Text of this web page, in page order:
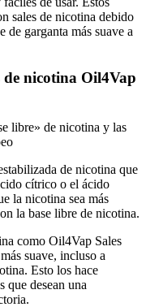
sales de nicotina debido
de garganta más suave a
de nicotina Oil4Vap
libre» de nicotina y las
de nicotina que
cítrico o el ácido
la nicotina sea más
la base libre de nicotina.
como Oil4Vap Sales
suave, incluso a
Esto los hace
que desean una